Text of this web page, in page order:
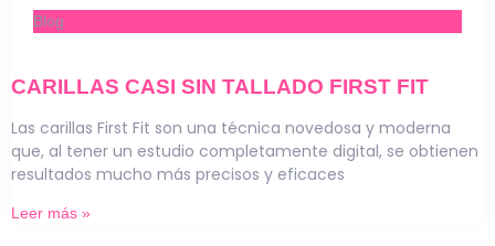
Blog
CARILLAS CASI SIN TALLADO FIRST FIT
Las carillas First Fit son una técnica novedosa y moderna
que, al tener un estudio completamente digital, se obtienen
resultados mucho más precisos y eficaces
Leer más »